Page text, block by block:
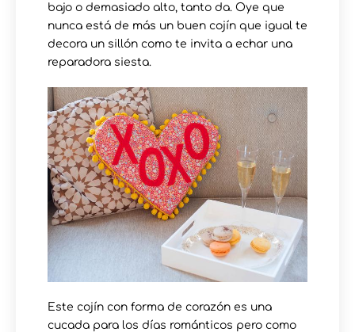
bajo o demasiado alto, tanto da. Oye que
nunca está de más un buen cojín que igual te
decora un sillón como te invita a echar una
reparadora siesta.
Este cojín con forma de corazón es una
cucada para los días románticos pero como